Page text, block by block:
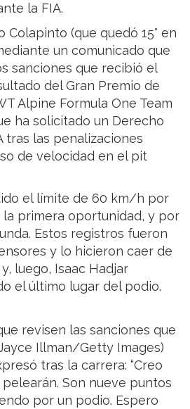
la FIA.
Colapinto (que quedó 15° en
un comunicado que
sanciones que recibió el
del Gran Premio de
Alpine Formula One Team
ha solicitado un Derecho
tras las penalizaciones
de velocidad en el pit
el límite de 60 km/h por
primera oportunidad, y por
Estos registros fueron
y lo hicieron caer de
luego, Isaac Hadjar
el último lugar del podio.
revisen las sanciones que
Illman/Getty Images)
tras la carrera: “Creo
Son nueve puntos
por un podio. Espero